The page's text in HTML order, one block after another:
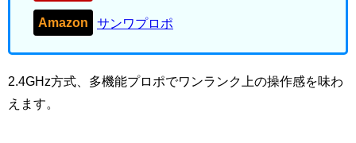
Amazon サンワプロポ
2.4GHz方式、多機能プロポでワンランク上の操作感を味わ
えます。